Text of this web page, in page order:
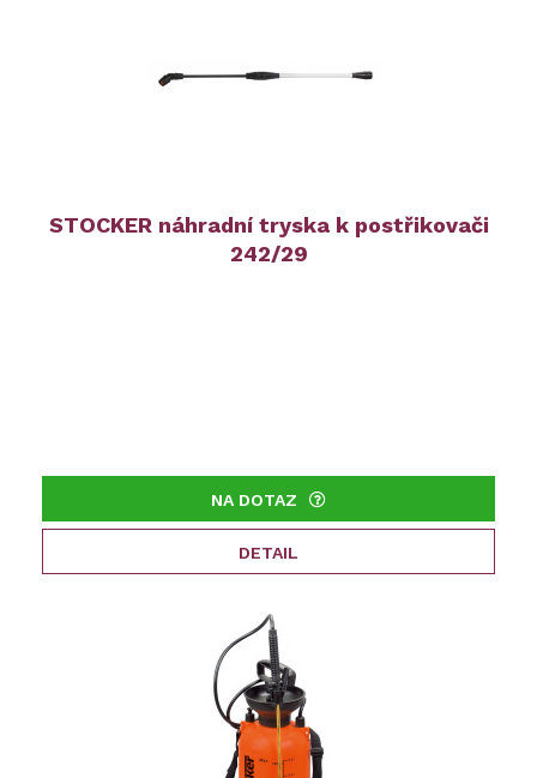
STOCKER náhradní tryska k postřikovači
242/29
NA DOTAZ
DETAIL